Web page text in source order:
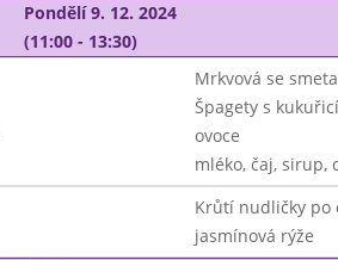
Pondělí 9. 12. 2024
(11:00 - 13:30)
Mrkvová se
Špagety s
ovoce
mléko, čaj, sirup,
Krůtí nudličky po
jasmínová rýže